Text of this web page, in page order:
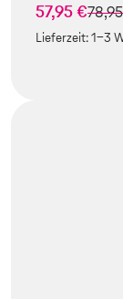
57,95 €statt
Lieferzeit:1-3